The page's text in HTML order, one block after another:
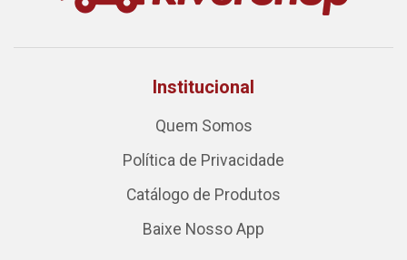
Institucional
Quem Somos
Política de Privacidade
Catálogo de Produtos
Baixe Nosso App